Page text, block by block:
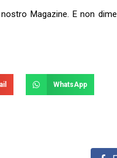
Magazine. E non
WhatsApp